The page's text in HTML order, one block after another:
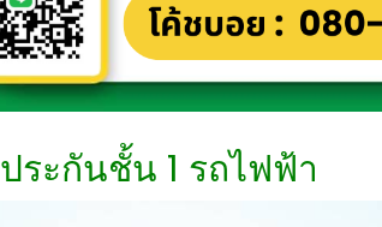
ประกันชั้น 1 รถไฟฟ้า